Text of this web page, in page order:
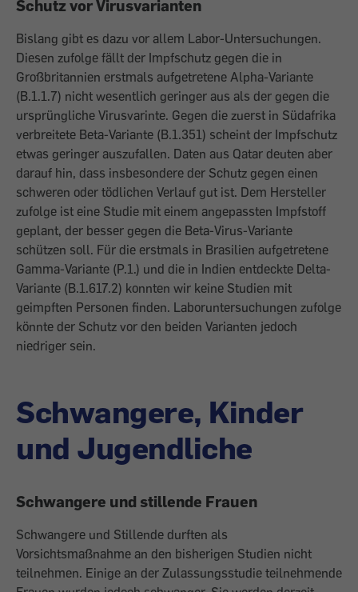
Schutz vor Virusvarianten
Bislang gibt es dazu vor allem Labor-Untersuchungen.
Diesen zufolge fällt der Impfschutz gegen die in
Großbritannien erstmals aufgetretene Alpha-Variante
(B.1.1.7) nicht wesentlich geringer aus als der gegen die
ursprüngliche Virusvarinte. Gegen die zuerst in Südafrika
verbreitete Beta-Variante (B.1.351) scheint der Impfschutz
etwas geringer auszufallen. Daten aus Qatar deuten aber
darauf hin, dass insbesondere der Schutz gegen einen
schweren oder tödlichen Verlauf gut ist. Dem Hersteller
zufolge ist eine Studie mit einem angepassten Impfstoff
geplant, der besser gegen die Beta-Virus-Variante
schützen soll. Für die erstmals in Brasilien aufgetretene
Gamma-Variante (P.1.) und die in Indien entdeckte Delta-
Variante (B.1.617.2) konnten wir keine Studien mit
geimpften Personen finden. Laboruntersuchungen zufolge
könnte der Schutz vor den beiden Varianten jedoch
niedriger sein.
Schwangere, Kinder
und Jugendliche
Schwangere und stillende Frauen
Schwangere und Stillende durften als
Vorsichtsmaßnahme an den bisherigen Studien nicht
teilnehmen. Einige an der Zulassungsstudie teilnehmende